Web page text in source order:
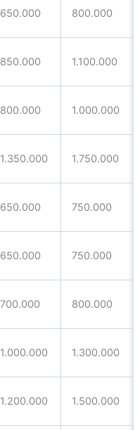
650.000 800.000
850.000 1.100.000
800.000 1.000.000
1.350.000 1.750.000
650.000 750.000
650.000 750.000
700.000 800.000
1.000.000 1.300.000
1.200.000 1.500.000